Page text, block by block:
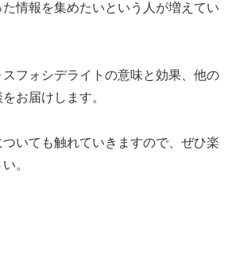
情報を集めたいという人が増えてい
フォシデライトの意味と効果、他の
お届けします。
いても触れていきますので、ぜひ楽
。